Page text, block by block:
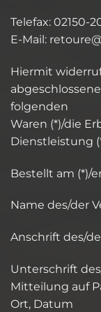
Telefax: 02150-
E-Mail:
eruot
er
Hiermit
folgenden
Waren (*)/die
Dienstleistung
Bestellt am (*)/
Name des/der
Anschrift des/
Unterschrift
Mitteilung auf
Ort, Datum